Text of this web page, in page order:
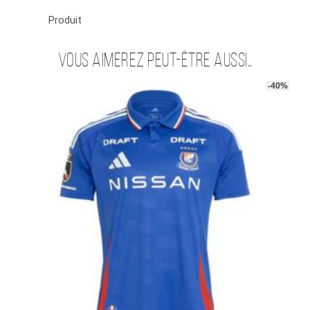
Produit
Vous aimerez peut-être aussi…
-40%